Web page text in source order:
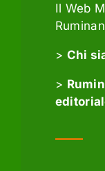
Il Web
> Chi
>